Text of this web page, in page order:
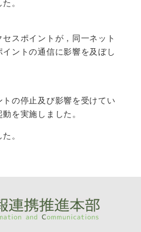
。
スポイントが，同一ネット
ントの通信に影響を及ぼし
の停止及び影響を受けてい
を実施しました。
。